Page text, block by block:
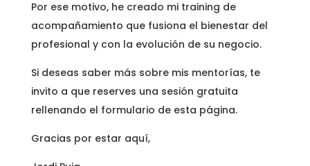
Por ese motivo, he creado mi training de
acompañamiento que fusiona el bienestar del
profesional y con la evolución de su negocio.
Si deseas saber más sobre mis mentorías, te
invito a que reserves una sesión gratuita
rellenando el formulario de esta página.
Gracias por estar aquí,